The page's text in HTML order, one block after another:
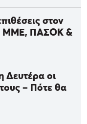
στον
ΜΜΕ, ΠΑΣΟΚ &
Δευτέρα οι
– Πότε θα